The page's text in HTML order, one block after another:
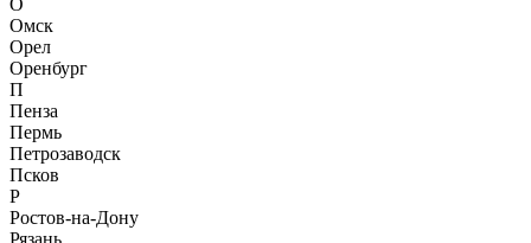
Омск
Орел
Оренбург
П
Пенза
Пермь
Петрозаводск
Псков
Р
Ростов-на-Дону
Рязань